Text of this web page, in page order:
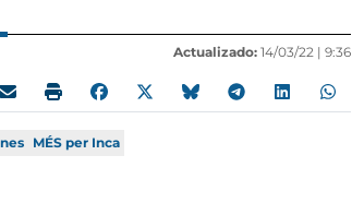
Actualizado: 14/03/22 | 9:36
MÉS per Inca